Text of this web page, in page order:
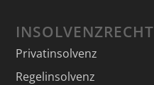
INSOLVENZRECHT
Privatinsolvenz
Regelinsolvenz